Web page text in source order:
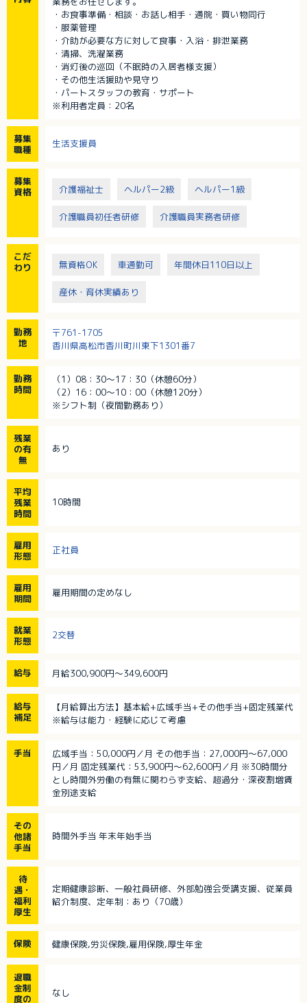
・お食事準備・相談・お話し相手・通院・買い物同行
・服薬管理
・介助が必要な方に対して食事・入浴・排泄業務
・清掃、洗濯業務
・消灯後の巡回（不眠時の入居者様支援）
・その他生活援助や見守り
・パートスタッフの教育・サポート
※利用者定員：20名
募集
職種
生活支援員
募集
資格
介護福祉士 ヘルパー2級 ヘルパー1級
介護職員初任者研修 介護職員実務者研修
こだ
わり
無資格OK 車通勤可 年間休日110日以上
産休・育休実績あり
勤務
地
〒761-1705
香川県高松市香川町川東下1301番7
勤務
時間
（1）08：30～17：30（休憩60分）
（2）16：00～10：00（休憩120分）
※シフト制（夜間勤務あり）
残業
の有
無
あり
平均
残業
時間
10時間
雇用
形態
正社員
雇用
期間
雇用期間の定めなし
就業
形態
2交替
給与 月給300,900円～349,600円
給与
補足
【月給算出方法】基本給+広域手当+その他手当+固定残業代
※給与は能力・経験に応じて考慮
手当
広域手当：50,000円／月 その他手当：27,000円～67,000
円／月 固定残業代：53,900円～62,600円／月 ※30時間分
とし時間外労働の有無に関わらず支給、超過分・深夜割増賃
金別途支給
その
他諸
手当
時間外手当 年末年始手当
待
遇・
福利
厚生
定期健康診断、一般社員研修、外部勉強会受講支援、従業員
紹介制度、定年制：あり（70歳）
保険 健康保険,労災保険,雇用保険,厚生年金
退職
金制
度の
なし